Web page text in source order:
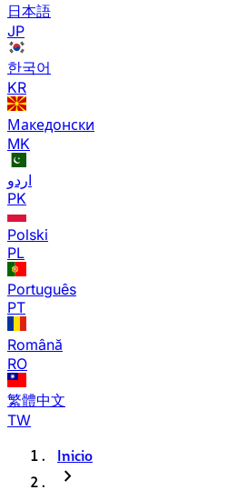
日本語
JP
한국어
KR
Македонски
MK
اردو
PK
Polski
PL
Português
PT
Română
RO
繁體中文
TW
Inicio
chevron_right